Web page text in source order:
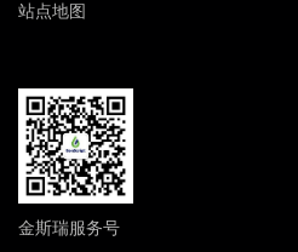
站点地图
金斯瑞服务号